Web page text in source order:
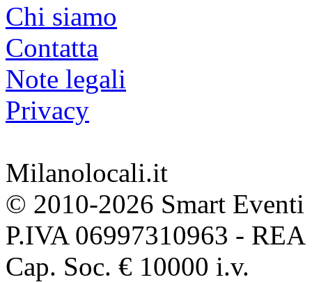
Chi siamo
Contatta
Note legali
Privacy
Milanolocali.it
© 2010-2026 Smart Eventi
P.IVA 06997310963 -
Cap. Soc. € 10000 i.v.